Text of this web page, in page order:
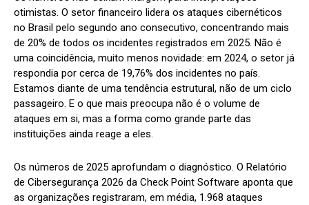
otimistas. O setor financeiro lidera os ataques cibernéticos
no Brasil pelo segundo ano consecutivo, concentrando mais
de 20% de todos os incidentes registrados em 2025. Não é
uma coincidência, muito menos novidade: em 2024, o setor já
respondia por cerca de 19,76% dos incidentes no país.
Estamos diante de uma tendência estrutural, não de um ciclo
passageiro. E o que mais preocupa não é o volume de
ataques em si, mas a forma como grande parte das
instituições ainda reage a eles.
Os números de 2025 aprofundam o diagnóstico. O Relatório
de Cibersegurança 2026 da Check Point Software aponta que
as organizações registraram, em média, 1.968 ataques